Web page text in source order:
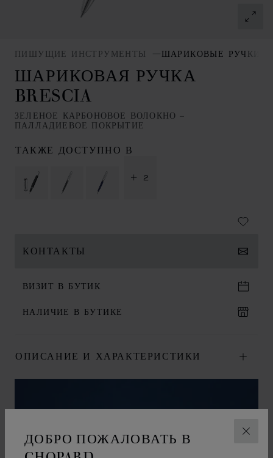
ДОБРО ПОЖАЛОВАТЬ В
ПИШУЩИЕ ИНСТРУМЕНТЫ ШАРИКОВЫЕ РУЧКИ
ШАРИКОВАЯ РУЧКА
BRESCIA
ЗЕЛЕНОЕ КАРБОНОВОЕ ВОЛОКНО –
ПАЛЛАДИЕВОЕ ПОКРЫТИЕ
ТАКЖЕ ДОСТУПНО В
+ 2
КОНТАКТЫ
ВИЗИТ В БУТИК
НАЛИЧИЕ В БУТИКЕ
ОПИСАНИЕ И ХАРАКТЕРИСТИКИ